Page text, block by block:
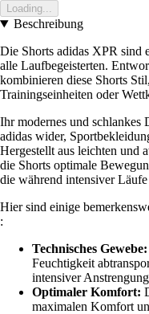
Loading...
Beschreibung
Die Shorts adidas XPR sind
alle Laufbegeisterten.
kombinieren diese Shorts
Trainingseinheiten oder
Ihr modernes und schlankes
adidas wider,
Hergestellt aus leichten und
die Shorts optimale
die während intensiver
Hier sind einige
:
Technisches Gewebe:
Feuchtigkeit
intensiver
Optimaler Komfort:
maximalen Komfort